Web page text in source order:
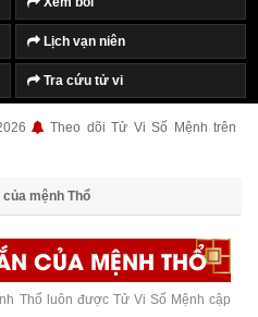
Lịch vạn niên
Tra cứu tử vi
Theo dõi Tử Vi Số Mệnh trên
mệnh Thổ
CỦA MỆNH THỔ
Thổ luôn được Tử Vi Số Mệnh cập